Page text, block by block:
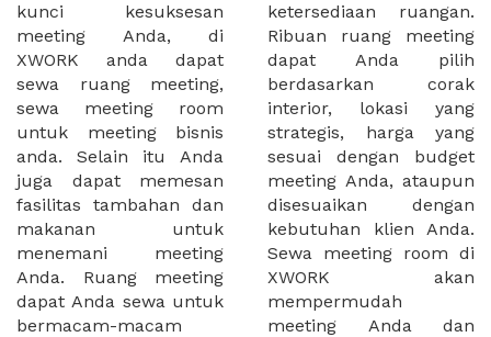
kunci kesuksesan
meeting Anda, di
XWORK anda dapat
sewa ruang meeting,
sewa meeting room
untuk meeting bisnis
anda. Selain itu Anda
juga dapat memesan
fasilitas tambahan dan
makanan untuk
menemani meeting
Anda. Ruang meeting
dapat Anda sewa untuk
bermacam-macam
ketersediaan ruangan.
Ribuan ruang meeting
dapat Anda pilih
berdasarkan corak
interior, lokasi yang
strategis, harga yang
sesuai dengan budget
meeting Anda, ataupun
disesuaikan dengan
kebutuhan klien Anda.
Sewa meeting room di
XWORK akan
mempermudah
meeting Anda dan